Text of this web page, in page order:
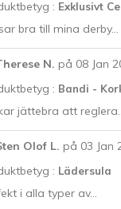
: Exklusivt
bra till mina derby...
N. på 08 Jan
: Bandi -
jättebra att
Olof L. på 03 Jan
: Lädersula
i alla typer av...